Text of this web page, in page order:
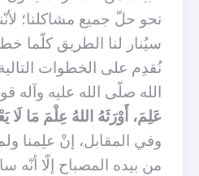
نحو حلّ جميع مشاكلنا؛
سيُنار لنا الطريق كلّما
نُقدِم على الخطوات
الله صلّى الله عليه وآله
عَلِمَ، أَوْرَثَهُ اللهُ عِلْمَ مَا لَا
وفي المقابل، إنْ علِمنا
من بيده المصباح إلّا أنّه